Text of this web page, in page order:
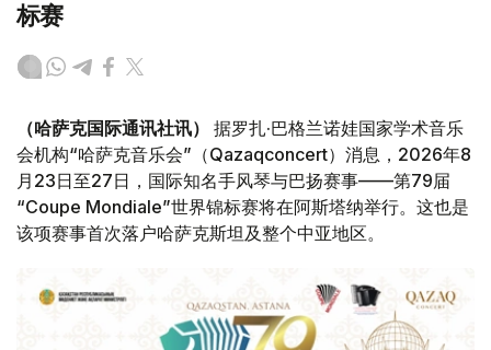
标赛
（哈萨克国际通讯社讯）
据罗扎·巴格兰诺娃国家学术音乐
会机构“哈萨克音乐会”（Qazaqconcert）消息，2026年8
月23日至27日，国际知名手风琴与巴扬赛事——第79届
“Coupe Mondiale”世界锦标赛将在阿斯塔纳举行。这也是
该项赛事首次落户哈萨克斯坦及整个中亚地区。